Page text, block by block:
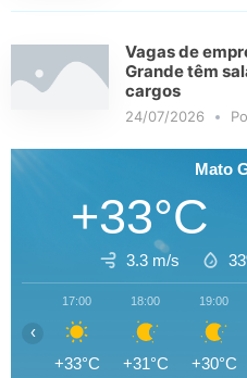
Vagas de
Grande têm
cargos
24/07/2026
Mato
+33°C
3.3 m/s
17:00
+33°C
18:00
+31°C
19:00
+30°C
‹